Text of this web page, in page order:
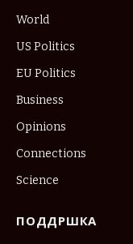
World
US Politics
EU Politics
Business
Opinions
Connections
Science
ПОДДРШКА